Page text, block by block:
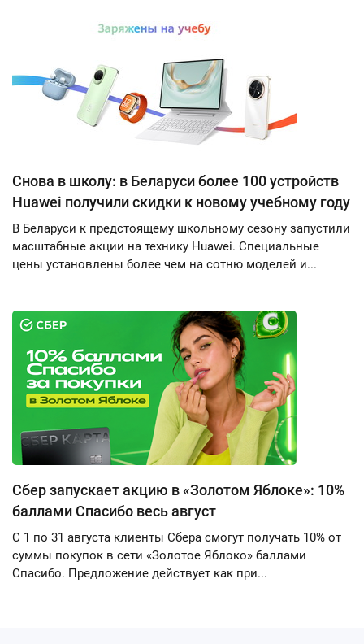
Снова в школу: в Беларуси более 100 устройств
Huawei получили скидки к новому учебному году
В Беларуси к предстоящему школьному сезону запустили
масштабные акции на технику Huawei. Специальные
цены установлены более чем на сотню моделей и...
Сбер запускает акцию в «Золотом Яблоке»: 10%
баллами Спасибо весь август
С 1 по 31 августа клиенты Сбера смогут получать 10% от
суммы покупок в сети «Золотое Яблоко» баллами
Спасибо. Предложение действует как при...